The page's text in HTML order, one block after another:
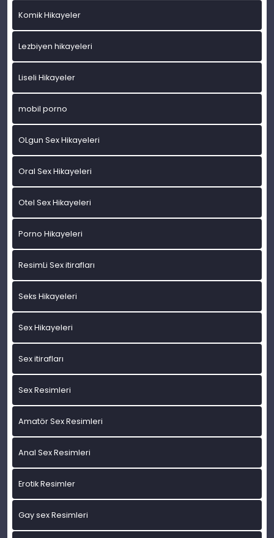
Komik Hikayeler
Lezbiyen hikayeleri
Liseli Hikayeler
mobil porno
OLgun Sex Hikayeleri
Oral Sex Hikayeleri
Otel Sex Hikayeleri
Porno Hikayeleri
ResimLi Sex itirafları
Seks Hikayeleri
Sex Hikayeleri
Sex itirafları
Sex Resimleri
Amatör Sex Resimleri
Anal Sex Resimleri
Erotik Resimler
Gay sex Resimleri